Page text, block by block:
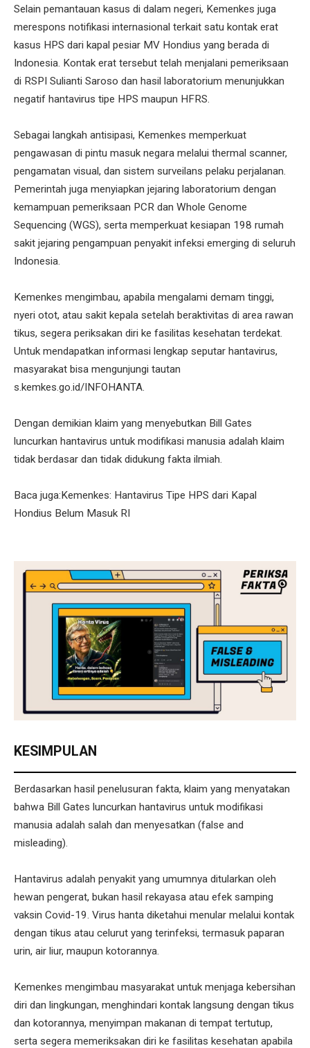
Selain pemantauan kasus di dalam negeri, Kemenkes juga
merespons notifikasi internasional terkait satu kontak erat
kasus HPS dari kapal pesiar MV Hondius yang berada di
Indonesia. Kontak erat tersebut telah menjalani pemeriksaan
di RSPI Sulianti Saroso dan hasil laboratorium menunjukkan
negatif hantavirus tipe HPS maupun HFRS.
Sebagai langkah antisipasi, Kemenkes memperkuat
pengawasan di pintu masuk negara melalui thermal scanner,
pengamatan visual, dan sistem surveilans pelaku perjalanan.
Pemerintah juga menyiapkan jejaring laboratorium dengan
kemampuan pemeriksaan PCR dan Whole Genome
Sequencing (WGS), serta memperkuat kesiapan 198 rumah
sakit jejaring pengampuan penyakit infeksi emerging di seluruh
Indonesia.
Kemenkes mengimbau, apabila mengalami demam tinggi,
nyeri otot, atau sakit kepala setelah beraktivitas di area rawan
tikus, segera periksakan diri ke fasilitas kesehatan terdekat.
Untuk mendapatkan informasi lengkap seputar hantavirus,
masyarakat bisa mengunjungi tautan
s.kemkes.go.id/INFOHANTA.
Dengan demikian klaim yang menyebutkan Bill Gates
luncurkan hantavirus untuk modifikasi manusia adalah klaim
tidak berdasar dan tidak didukung fakta ilmiah.
Baca juga:Kemenkes: Hantavirus Tipe HPS dari Kapal
Hondius Belum Masuk RI
KESIMPULAN
Berdasarkan hasil penelusuran fakta, klaim yang menyatakan
bahwa Bill Gates luncurkan hantavirus untuk modifikasi
manusia adalah salah dan menyesatkan (false and
misleading).
Hantavirus adalah penyakit yang umumnya ditularkan oleh
hewan pengerat, bukan hasil rekayasa atau efek samping
vaksin Covid-19. Virus hanta diketahui menular melalui kontak
dengan tikus atau celurut yang terinfeksi, termasuk paparan
urin, air liur, maupun kotorannya.
Kemenkes mengimbau masyarakat untuk menjaga kebersihan
diri dan lingkungan, menghindari kontak langsung dengan tikus
dan kotorannya, menyimpan makanan di tempat tertutup,
serta segera memeriksakan diri ke fasilitas kesehatan apabila